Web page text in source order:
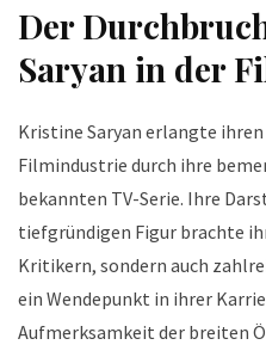
Der
Saryan in der
Kristine Saryan erlangte
Filmindustrie durch ihre
bekannten TV-Serie. Ihre
tiefgründigen Figur brachte
Kritikern, sondern auch
ein Wendepunkt in ihrer
Aufmerksamkeit der breiten